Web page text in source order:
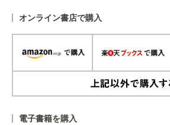
オンライン書店で購入
電子書籍を購入